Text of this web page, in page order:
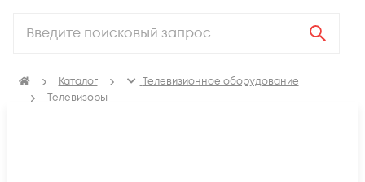
Каталог
Телевизионное оборудование
Телевизоры